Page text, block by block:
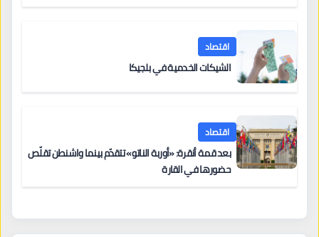
اقتصاد
الشيكات الخدمية في بلجيكا
اقتصاد
بعد قمة أنقرة: «أوربة الناتو» تتقدّم بينما واشنطن تقلّص
حضورها في القارة